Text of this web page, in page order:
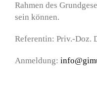
Rahmen des
sein können.
Referentin: Priv.-Doz.
Anmeldung: